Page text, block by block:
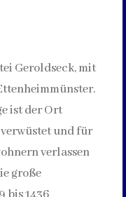
Geroldseck, mit
ist der Ort
und für
verlassen
große